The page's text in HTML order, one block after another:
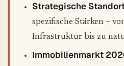
Strategische
spezifische Stärken –
Infrastruktur bis zu
Immobilienmarkt